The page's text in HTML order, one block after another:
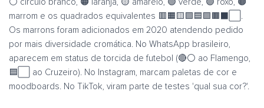
marrom e os quadrados equivalentes 🟥🟧🟨🟩🟦🟪🟫⬛⬜.
Os marrons foram adicionados em 2020 atendendo pedido
por mais diversidade cromática. No WhatsApp brasileiro,
aparecem em status de torcida de futebol (🔴⚪ ao Flamengo,
🟦⬜ ao Cruzeiro). No Instagram, marcam paletas de cor e
moodboards. No TikTok, viram parte de testes 'qual sua cor?'.